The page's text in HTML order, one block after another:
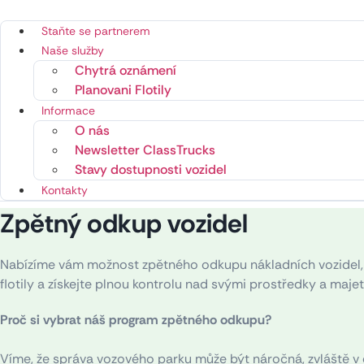
Staňte se partnerem
Naše služby
Chytrá oznámení
Planovani Flotily
Informace
O nás
Newsletter ClassTrucks
Stavy dostupnosti vozidel
Kontakty
Zpětný odkup vozidel
Nabízíme vám možnost zpětného odkupu nákladních
flotily a získejte plnou kontrolu nad svými prostředky a
Proč si vybrat náš program zpětného odkupu?
Víme, že správa vozového parku může být náročná,